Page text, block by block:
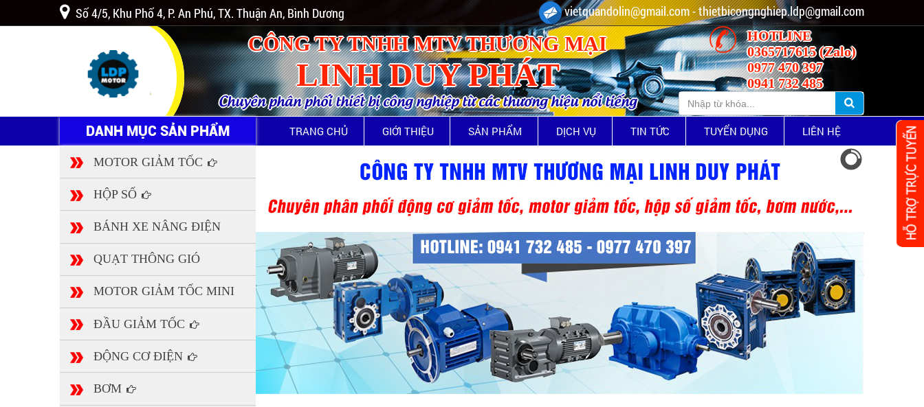
Số 4/5, Khu Phố 4, P. An Phú, TX. Thuận An, Bình Dương vietquandolin@gmail.com - thietbicongnghiep.ldp@gmail.com
CÔNG TY TNHH MTV THƯƠNG MẠI
LINH DUY PHÁT
Chuyên phân phối thiết bị công nghiệp từ các thương hiệu nổi tiếng
HOTLINE
0365717615 (Zalo)
0977 470 397
0941 732 485
DANH MỤC SẢN PHẨM TRANG CHỦ GIỚI THIỆU SẢN PHẨM DỊCH VỤ TIN TỨC TUYỂN DỤNG LIÊN HỆ
MOTOR GIẢM TỐC
HỘP SỐ
BÁNH XE NÂNG ĐIỆN
QUẠT THÔNG GIÓ
MOTOR GIẢM TỐC MINI
ĐẦU GIẢM TỐC
ĐỘNG CƠ ĐIỆN
BƠM